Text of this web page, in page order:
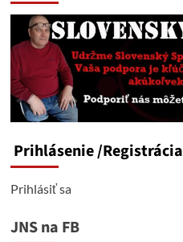
Prihlásenie/Registrácia
Prihlásiť sa
JNS na FB